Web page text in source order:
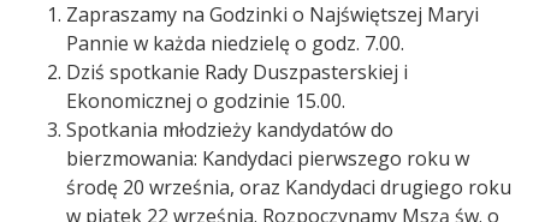
Zapraszamy na Godzinki o Najświętszej Maryi
Pannie w każda niedzielę o godz. 7.00.
Dziś spotkanie Rady Duszpasterskiej i
Ekonomicznej o godzinie 15.00.
Spotkania młodzieży kandydatów do
bierzmowania: Kandydaci pierwszego roku w
środę 20 września, oraz Kandydaci drugiego roku
w piątek 22 września. Rozpoczynamy Mszą św. o